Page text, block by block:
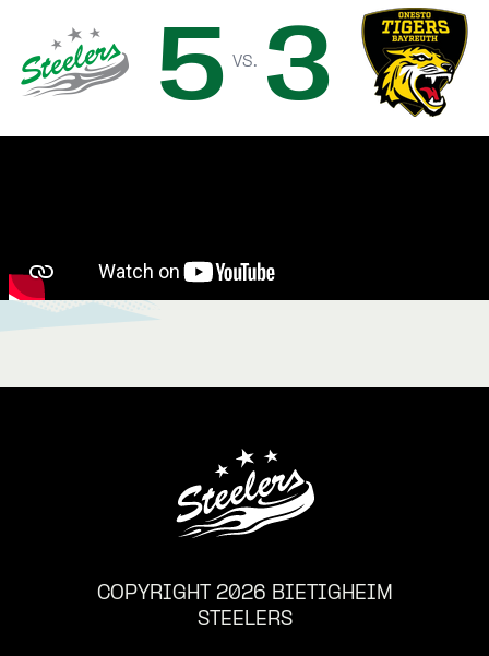
5 vs. 3
COPYRIGHT 2026 BIETIGHEIM
STEELERS